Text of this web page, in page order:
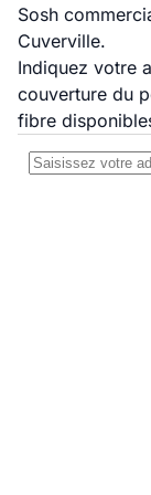
Sosh
Cuverville.
Indiquez votre
couverture du
fibre